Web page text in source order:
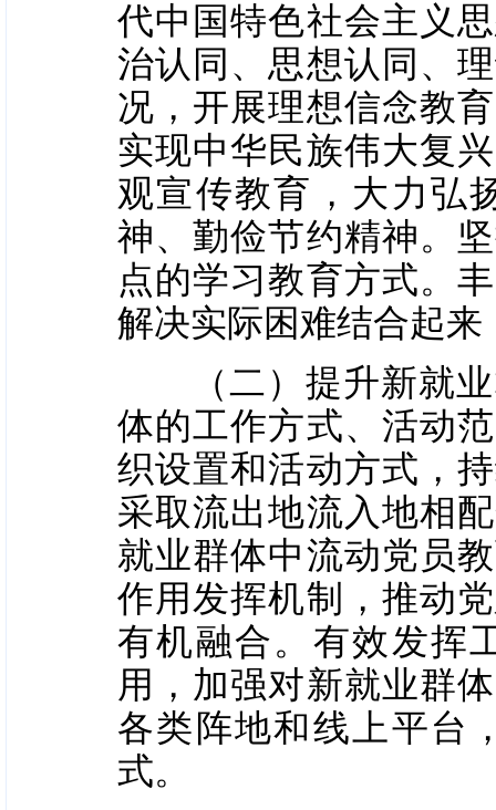
代中国特色社会主义
治认同、思想认同、
况，开展理想信念教
实现中华民族伟大复
观宣传教育，大力弘
神、勤俭节约精神。
点的学习教育方式。
解决实际困难结合起
（二）提升新就业
体的工作方式、活动
织设置和活动方式，
采取流出地流入地相
就业群体中流动党员
作用发挥机制，推动
有机融合。有效发挥
用，加强对新就业群
各类阵地和线上平台
式。